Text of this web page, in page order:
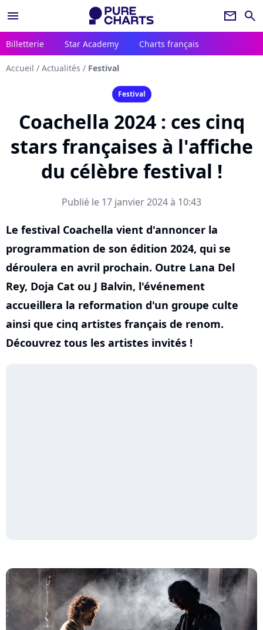
menu newsletter search
Billetterie Star Academy Charts français
Accueil / Actualités / Festival
Festival
Coachella 2024 : ces cinq
stars françaises à l'affiche
du célèbre festival !
Publié le 17 janvier 2024 à 10:43
Le festival Coachella vient d'annoncer la
programmation de son édition 2024, qui se
déroulera en avril prochain. Outre Lana Del
Rey, Doja Cat ou J Balvin, l'événement
accueillera la reformation d'un groupe culte
ainsi que cinq artistes français de renom.
Découvrez tous les artistes invités !